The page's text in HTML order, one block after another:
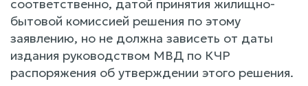
соответственно, датой принятия жилищно-
бытовой комиссией решения по этому
заявлению, но не должна зависеть от даты
издания руководством МВД по КЧР
распоряжения об утверждении этого решения.